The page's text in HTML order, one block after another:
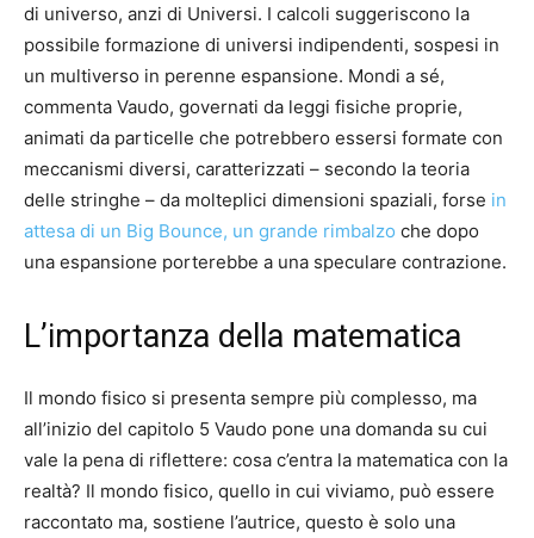
di universo, anzi di Universi. I calcoli suggeriscono la
possibile formazione di universi indipendenti, sospesi in
un multiverso in perenne espansione. Mondi a sé,
commenta Vaudo, governati da leggi fisiche proprie,
animati da particelle che potrebbero essersi formate con
meccanismi diversi, caratterizzati – secondo la teoria
delle stringhe – da molteplici dimensioni spaziali, forse in
attesa di un Big Bounce, un grande rimbalzo che dopo
una espansione porterebbe a una speculare contrazione.
L’importanza della matematica
Il mondo fisico si presenta sempre più complesso, ma
all’inizio del capitolo 5 Vaudo pone una domanda su cui
vale la pena di riflettere: cosa c’entra la matematica con la
realtà? Il mondo fisico, quello in cui viviamo, può essere
raccontato ma, sostiene l’autrice, questo è solo una